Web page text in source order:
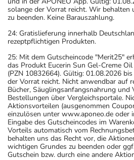
solange der Vorrat reicht. Wir behalten
zu beenden. Keine Barauszahlung.
24: Gratislieferung innerhalb
rezeptpflichtigen Produkten.
25: Mit dem Gutscheincode "Merit25"
das Produkt Eucerin Sun Gel-Creme
(PZN 10832664). Gültig: 01.08.2026
der Vorrat reicht. Nicht anwendbar auf
Bücher, Säuglingsanfangsnahrung und
Bestellungen über Vergleichsportale.
Aktionsvorteilen (ausgenommen
einzulösen unter www.aponeo.de oder
Eingabe des Gutscheincodes im
Vorteils automatisch vom
behalten uns das Recht vor, die
wichtigen Grundes zu beenden oder
Gutschein bzw. durch eine andere